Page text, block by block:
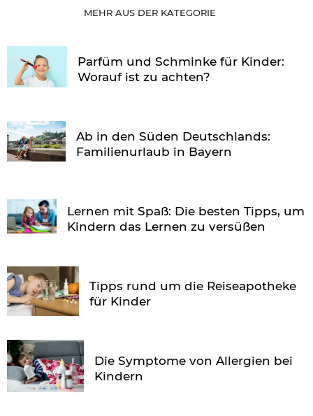
MEHR AUS DER KATEGORIE
Parfüm und Schminke für Kinder:
Worauf ist zu achten?
Ab in den Süden Deutschlands:
Familienurlaub in Bayern
Lernen mit Spaß: Die besten Tipps, um
Kindern das Lernen zu versüßen
Tipps rund um die Reiseapotheke
für Kinder
Die Symptome von Allergien bei
Kindern